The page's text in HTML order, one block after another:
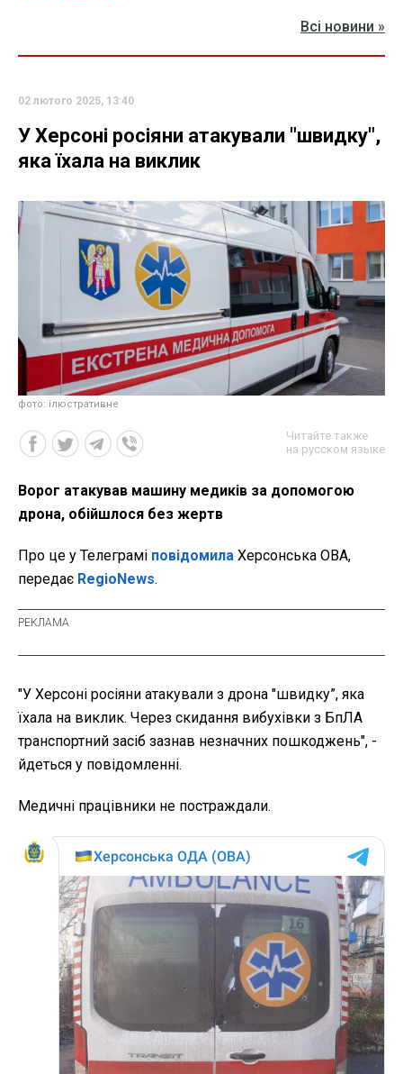
Всі новини »
02 лютого 2025, 13:40
У Херсоні росіяни атакували "швидку",
яка їхала на виклик
фото: ілюстративне
Читайте также
на русском языке
Ворог атакував машину медиків за допомогою
дрона, обійшлося без жертв
Про це у Телеграмі повідомила Херсонська ОВА,
передає RegioNews.
"У Херсоні росіяни атакували з дрона "швидку”, яка
їхала на виклик. Через скидання вибухівки з БпЛА
транспортний засіб зазнав незначних пошкоджень", -
йдеться у повідомленні.
Медичні працівники не постраждали.